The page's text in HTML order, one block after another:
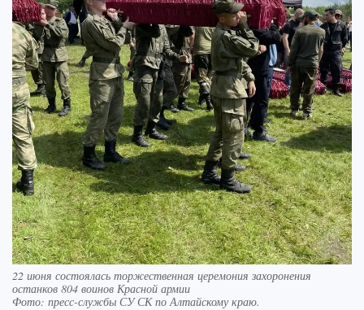
22 июня состоялась торжественная церемония захоронения
останков 804 воинов Красной армии
Фото: пресс-службы СУ СК по Алтайскому краю.